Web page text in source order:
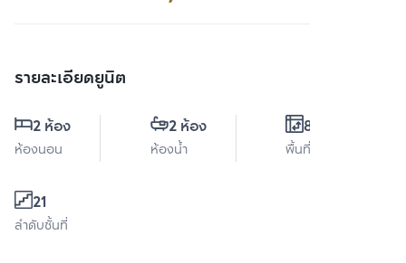
รายละเอียดยูนิต
2 ห้อง
ห้องนอน
2 ห้อง
ห้องน้ำ
88 ตร.ม.
พื้นที่ใช้สอย
21
ลำดับชั้นที่